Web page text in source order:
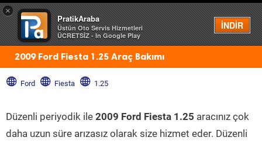
×
PratikAraba
Üstün Oto Servis Hizmetleri
ÜCRETSİZ - In Google Play
İNDİR
Menü
2009 Ford Fiesta 1.25 Araç Bakımı
Ford Fiesta 1.25
Düzenli periyodik ile 2009 Ford Fiesta 1.25 aracınız çok
daha uzun süre arızasız olarak size hizmet eder. Düzenli